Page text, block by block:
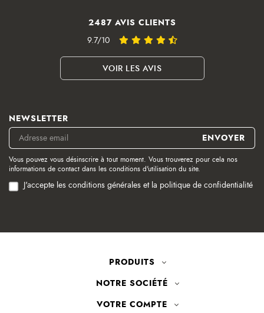
2487 AVIS CLIENTS
9.7/10
VOIR LES AVIS
NEWSLETTER
Vous pouvez vous désinscrire à tout moment. Vous trouverez pour cela nos
informations de contact dans les conditions d'utilisation du site.
J'accepte les conditions générales et la politique de confidentialité
PRODUITS
NOTRE SOCIÉTÉ
VOTRE COMPTE